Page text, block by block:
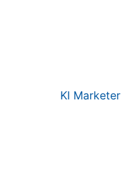
KI Marketer